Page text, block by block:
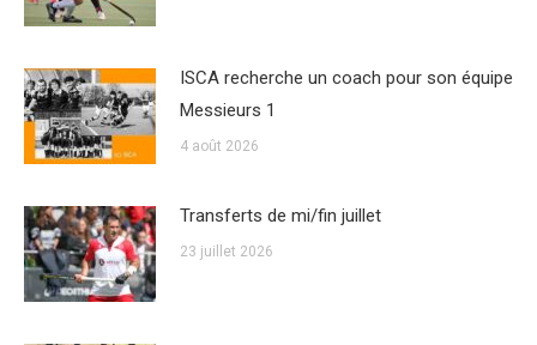
ISCA recherche un coach pour son équipe
Messieurs 1
4 août 2026
Transferts de mi/fin juillet
23 juillet 2026